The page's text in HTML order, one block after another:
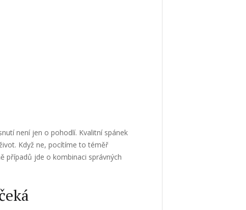
není jen o pohodlí. Kvalitní spánek
Když ne, pocítíme to téměř
případů jde o kombinaci správných